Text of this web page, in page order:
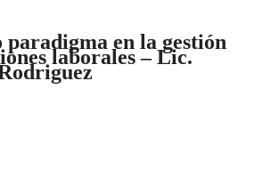
paradigma en la gestión
laborales – Lic.